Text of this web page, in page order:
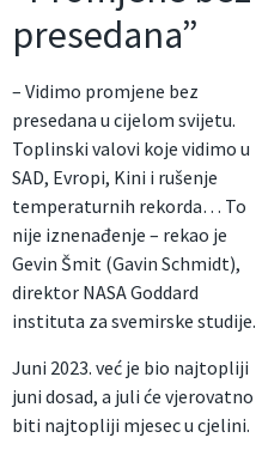
presedana”
– Vidimo promjene bez
presedana u cijelom svijetu.
Toplinski valovi koje vidimo u
SAD, Evropi, Kini i rušenje
temperaturnih rekorda… To
nije iznenađenje – rekao je
Gevin Šmit (Gavin Schmidt),
direktor NASA Goddard
instituta za svemirske studije.
Juni 2023. već je bio najtopliji
juni dosad, a juli će vjerovatno
biti najtopliji mjesec u cjelini.